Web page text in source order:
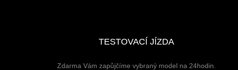
TESTOVACÍ JÍZDA
Zdarma Vám zapůjčíme vybraný model na 24hodin.